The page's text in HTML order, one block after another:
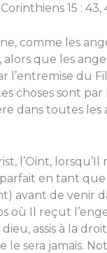
15 : 43,
comme les
que les
l’entremise du
choses sont par
dans toutes
l’Oint,
en tant que
avant de venir
où Il reçut
assis à la
le sera jamais.